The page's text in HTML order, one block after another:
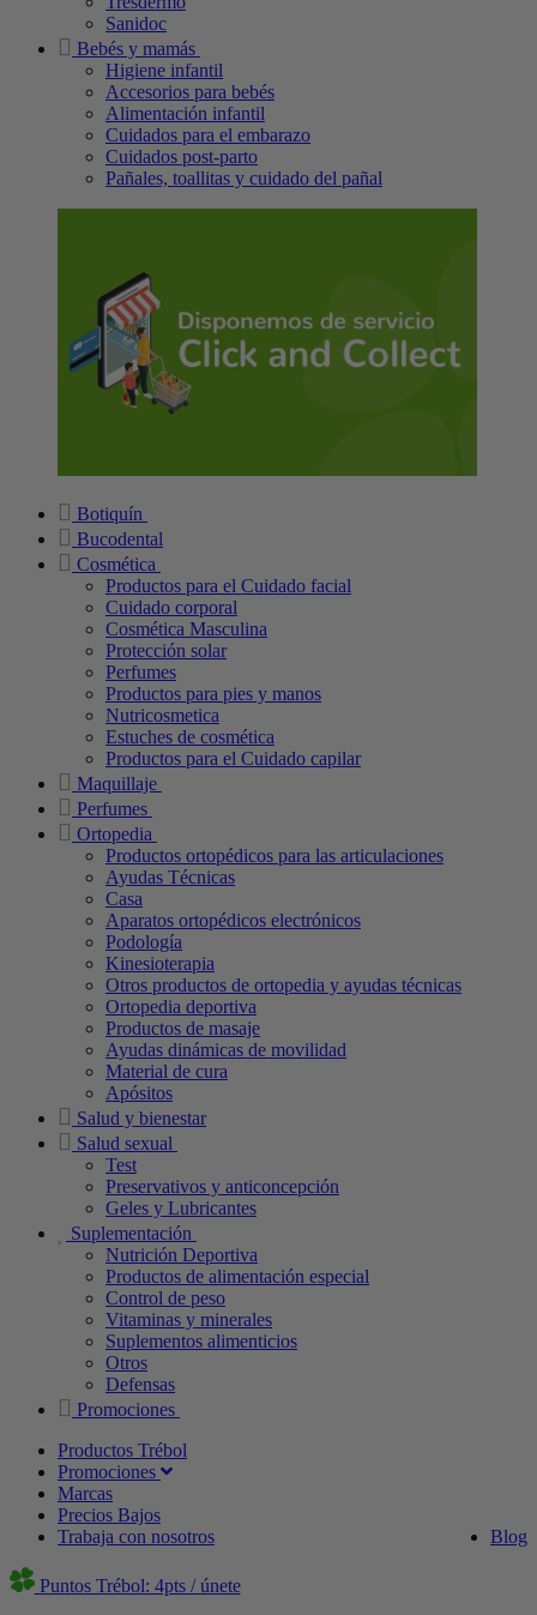
Sanidoc
Bebés y mamás
Higiene infantil
Accesorios para bebés
Alimentación infantil
Cuidados para el embarazo
Cuidados post-parto
Pañales, toallitas y cuidado del pañal
Botiquín
Bucodental
Cosmética
Productos para el Cuidado facial
Cuidado corporal
Cosmética Masculina
Protección solar
Perfumes
Productos para pies y manos
Nutricosmetica
Estuches de cosmética
Productos para el Cuidado capilar
Maquillaje
Perfumes
Ortopedia
Productos ortopédicos para las articulaciones
Ayudas Técnicas
Casa
Aparatos ortopédicos electrónicos
Podología
Kinesioterapia
Otros productos de ortopedia y ayudas técnicas
Ortopedia deportiva
Productos de masaje
Ayudas dinámicas de movilidad
Material de cura
Apósitos
Salud y bienestar
Salud sexual
Test
Preservativos y anticoncepción
Geles y Lubricantes
Suplementación
Nutrición Deportiva
Productos de alimentación especial
Control de peso
Vitaminas y minerales
Suplementos alimenticios
Otros
Defensas
Promociones
Productos Trébol
Promociones
Marcas
Precios Bajos
Blog
Trabaja con nosotros
Puntos Trébol: 4pts / únete